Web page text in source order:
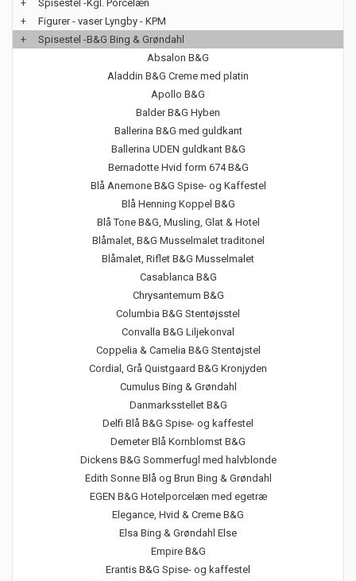
+
Spisestel -Kgl. Porcelæn
+
Figurer - vaser Lyngby - KPM
+
Spisestel -B&G Bing & Grøndahl
Absalon B&G
Aladdin B&G Creme med platin
Apollo B&G
Balder B&G Hyben
Ballerina B&G med guldkant
Ballerina UDEN guldkant B&G
Bernadotte Hvid form 674 B&G
Blå Anemone B&G Spise- og Kaffestel
Blå Henning Koppel B&G
Blå Tone B&G, Musling, Glat & Hotel
Blåmalet, B&G Musselmalet traditonel
Blåmalet, Riflet B&G Musselmalet
Casablanca B&G
Chrysantemum B&G
Columbia B&G Stentøjsstel
Convalla B&G Liljekonval
Coppelia & Camelia B&G Stentøjstel
Cordial, Grå Quistgaard B&G Kronjyden
Cumulus Bing & Grøndahl
Danmarksstellet B&G
Delfi Blå B&G Spise- og kaffestel
Demeter Blå Kornblomst B&G
Dickens B&G Sommerfugl med halvblonde
Edith Sonne Blå og Brun Bing & Grøndahl
EGEN B&G Hotelporcelæn med egetræ
Elegance, Hvid & Creme B&G
Elsa Bing & Grøndahl Else
Empire B&G
Erantis B&G Spise- og kaffestel